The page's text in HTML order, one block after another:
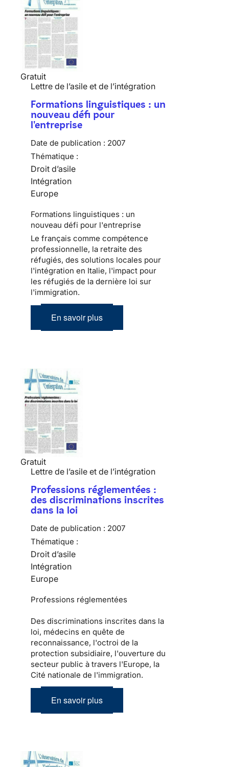
Gratuit
Lettre de l’asile et de l’intégration
Formations linguistiques : un
nouveau défi pour
l'entreprise
Date de publication : 2007
Thématique :
Droit d’asile
Intégration
Europe
Formations linguistiques : un
nouveau défi pour l'entreprise
Le français comme compétence
professionnelle, la retraite des
réfugiés, des solutions locales pour
l'intégration en Italie, l'impact pour
les réfugiés de la dernière loi sur
l'immigration.
En savoir plus
Gratuit
Lettre de l’asile et de l’intégration
Professions réglementées :
des discriminations inscrites
dans la loi
Date de publication : 2007
Thématique :
Droit d’asile
Intégration
Europe
Professions réglementées
Des discriminations inscrites dans la
loi, médecins en quête de
reconnaissance, l'octroi de la
protection subsidiaire, l'ouverture du
secteur public à travers l'Europe, la
Cité nationale de l'immigration.
En savoir plus